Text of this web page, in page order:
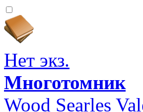
Нет экз.
Многотомник
Wood Searles